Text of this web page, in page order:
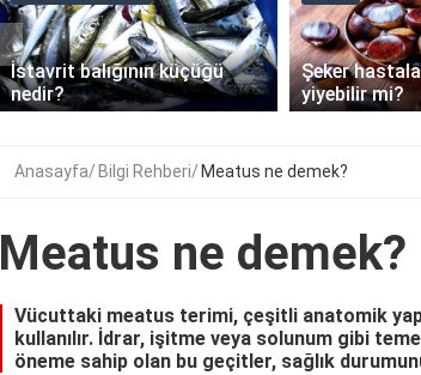
İstavrit balığının küçüğü
nedir?
Şeker
yiyebilir mi?
‹
Anasayfa Bilgi Rehberi Meatus ne demek?
Meatus ne demek?
Vücuttaki meatus terimi, çeşitli anatomik
kullanılır. İdrar, işitme veya solunum gibi
öneme sahip olan bu geçitler, sağlık